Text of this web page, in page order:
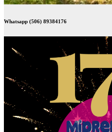
Whatsapp (506) 89384176